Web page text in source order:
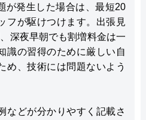
が発生した場合は、最短20
フが駆けつけます。出張見
深夜早朝でも割増料金は一
識の習得のために厳しい自
め、技術には問題ないよう
などが分かりやすく記載さ